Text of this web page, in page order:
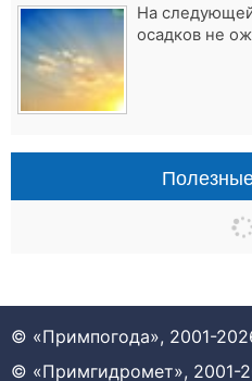
На
осадков не
© «Примпогода», 2001-
© «Примгидромет», 2001-